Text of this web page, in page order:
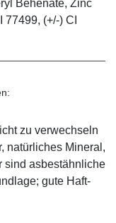
Behenate, Zinc
(+/-) CI
zu verwechseln
natürliches Mineral,
sind asbestähnliche
gute Haft-